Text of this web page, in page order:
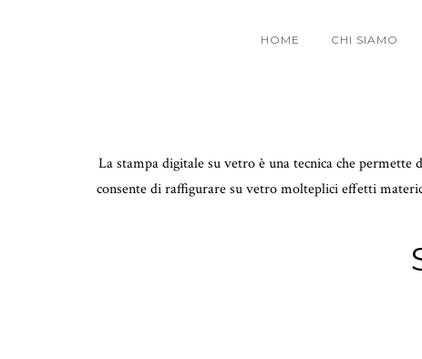
HOME CHI SIAMO
La stampa digitale su vetro è una tecnica che
consente di raffigurare su vetro molteplici effetti